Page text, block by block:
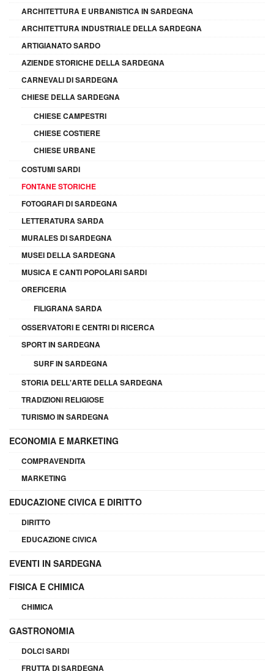
ARCHITETTURA E URBANISTICA IN SARDEGNA
ARCHITETTURA INDUSTRIALE DELLA SARDEGNA
ARTIGIANATO SARDO
AZIENDE STORICHE DELLA SARDEGNA
CARNEVALI DI SARDEGNA
CHIESE DELLA SARDEGNA
CHIESE CAMPESTRI
CHIESE COSTIERE
CHIESE URBANE
COSTUMI SARDI
FONTANE STORICHE
FOTOGRAFI DI SARDEGNA
LETTERATURA SARDA
MURALES DI SARDEGNA
MUSEI DELLA SARDEGNA
MUSICA E CANTI POPOLARI SARDI
OREFICERIA
FILIGRANA SARDA
OSSERVATORI E CENTRI DI RICERCA
SPORT IN SARDEGNA
SURF IN SARDEGNA
STORIA DELL'ARTE DELLA SARDEGNA
TRADIZIONI RELIGIOSE
TURISMO IN SARDEGNA
ECONOMIA E MARKETING
COMPRAVENDITA
MARKETING
EDUCAZIONE CIVICA E DIRITTO
DIRITTO
EDUCAZIONE CIVICA
EVENTI IN SARDEGNA
FISICA E CHIMICA
CHIMICA
GASTRONOMIA
DOLCI SARDI
FRUTTA DI SARDEGNA